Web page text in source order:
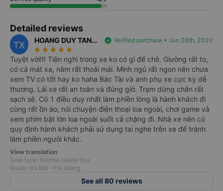
sẽ càng dễ hơn khi tài xế liên hệ đón.
Giang ?
Nhà xeHà Giang Limousine Expresslà nhà xe có chất lượng
tốt và hoàn hảo. Được mệnh danh là cung điện di động, hệ
thống xe Hà Giang Limousine Express trang bị buồng giường
nằm cabin VIP 22 chỗ, mỗi buồng cabin được tách riêng biệt
và trang bị hệ thống LCD, tai nghe, nước uống, khăn lạnh,
chăn ga gối đệm mang đến sự trải nghiệm tốt nhất cho hành
khách trên xe. Ngoài ra nhà xe luôn cam kết khởi hành đúng
giờ, tuy nhiên thời gian đến còn tùy thuộc vào tình hình giao
thông. Với các điểm đón dọc đường xe chạy, bạn nên giữ điện
thoại bên mình để tài xế liên hệ, giờ đón chỉ là giờ dự kiến,
chắc chắn sẽ có sự chênh lệch. Nên để tránh trễ xe, bạn nên
chuẩn bị sớm hơn giờ hẹn.
Nhân viên phục vụ nhiệt tình, chu đáo, tư vấn chuyên nghiệp
nghiệm, lái xe an toàn, không nhồi nhét khách. Với các chuyến
Detailed reviews
TX
HOANG DUY TAN
XUYEN
verified Verified purchase • Jun 28th, 2020
star_rate star_rate star_rate star_rate star_rate
Tuyệt vời!!! Tiện nghi trong xe ko có gì để chê. Giường rất to,
có cả mát xa, nằm rất thoải mái. Mình ngủ rất ngon nên chưa
xem TV có tốt hay ko haha Bác Tài và anh phụ xe cực kỳ dễ
thương. Lái xe rất an toàn và đúng giờ. Trạm dừng chân rất
sạch sẽ. Có 1 điều duy nhất làm phiền lòng là hành khách đi
cùng rất ồn ào, nói chuyện điện thoại loa ngoài, chơi game và
xem phim bật lớn loa ngoài suốt cả chặng đi. Nhà xe nên có
quy định hành khách phải sử dụng tai nghe trên xe để tránh
làm phiền người khác.
View translation
Seat type: Normal seater bus
Route: Hà Nội - Hà Giang
See all 80 reviews